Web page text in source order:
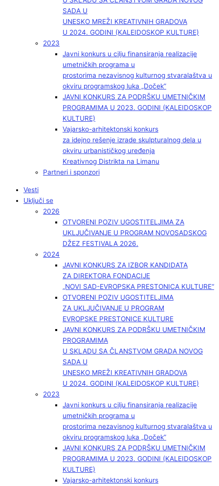
SADA U
UNESKO MREŽI KREATIVNIH GRADOVA
U 2024. GODINI (KALEIDOSKOP KULTURE)
2023
Javni konkurs u cilju finansiranja realizacije
umetničkih programa u
prostorima nezavisnog kulturnog stvaralaštva u
okviru programskog luka „Doček”
JAVNI KONKURS ZA PODRŠKU UMETNIČKIM
PROGRAMIMA U 2023. GODINI (KALEIDOSKOP
KULTURE)
Vajarsko-arhitektonski konkurs
za idejno rešenje izrade skulpturalnog dela u
okviru urbanističkog uređenja
Kreativnog Distrikta na Limanu
Partneri i sponzori
Vesti
Uključi se
2026
OTVORENI POZIV UGOSTITELJIMA ZA
UKLJUČIVANJE U PROGRAM NOVOSADSKOG
DŽEZ FESTIVALA 2026.
2024
JAVNI KONKURS ZA IZBOR KANDIDATA
ZA DIREKTORA FONDACIJE
„NOVI SAD-EVROPSKA PRESTONICA KULTURE“
OTVORENI POZIV UGOSTITELJIMA
ZA UKLJUČIVANJE U PROGRAM
EVROPSKE PRESTONICE KULTURE
JAVNI KONKURS ZA PODRŠKU UMETNIČKIM
PROGRAMIMA
U SKLADU SA ČLANSTVOM GRADA NOVOG
SADA U
UNESKO MREŽI KREATIVNIH GRADOVA
U 2024. GODINI (KALEIDOSKOP KULTURE)
2023
Javni konkurs u cilju finansiranja realizacije
umetničkih programa u
prostorima nezavisnog kulturnog stvaralaštva u
okviru programskog luka „Doček”
JAVNI KONKURS ZA PODRŠKU UMETNIČKIM
PROGRAMIMA U 2023. GODINI (KALEIDOSKOP
KULTURE)
Vajarsko-arhitektonski konkurs